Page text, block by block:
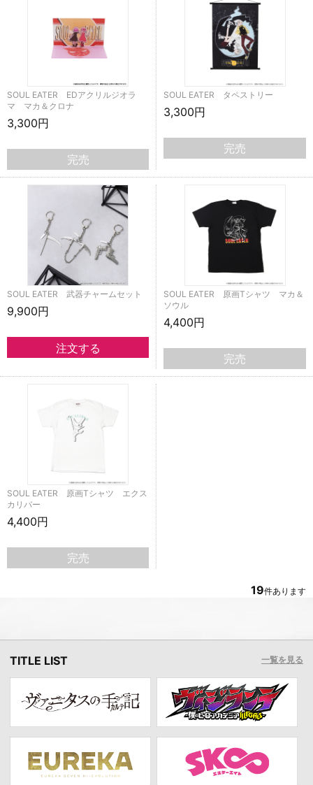
SOUL EATER EDアクリルジオラ
マ マカ＆クロナ
3,300円
完売
SOUL EATER タペストリー
3,300円
完売
SOUL EATER 武器チャームセット
9,900円
SOUL EATER 原画Tシャツ マカ＆
ソウル
4,400円
完売
SOUL EATER 原画Tシャツ エクス
カリバー
4,400円
完売
19件あります
TITLE LIST 一覧を見る